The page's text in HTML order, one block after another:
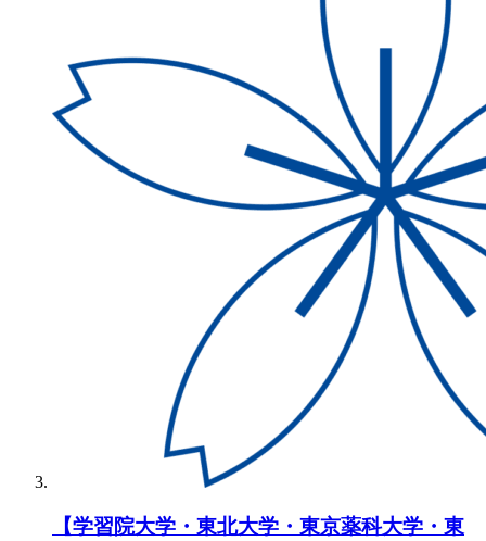
【学習院大学・東北大学・東京薬科大学・東